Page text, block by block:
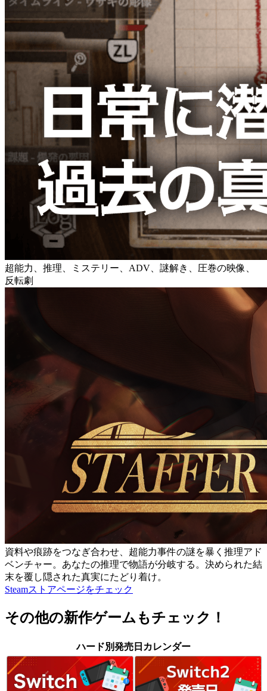
超能力、推理、ミステリー、ADV、謎解き、圧巻の映像、
反転劇
資料や痕跡をつなぎ合わせ、超能力事件の謎を暴く推理アド
ベンチャー。あなたの推理で物語が分岐する。決められた結
末を覆し隠された真実にたどり着け。
Steamストアページをチェック
その他の新作ゲームもチェック！
ハード別発売日カレンダー